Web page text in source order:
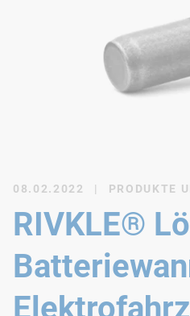
08.02.2022 | PRODUKTE
RIVKLE®